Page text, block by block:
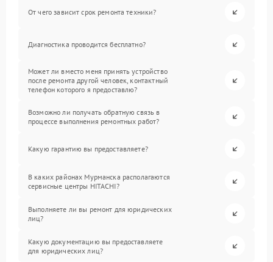
От чего зависит срок ремонта техники?
Диагностика проводится бесплатно?
Может ли вместо меня принять устройство
после ремонта другой человек, контактный
телефон которого я предоставлю?
Возможно ли получать обратную связь в
процессе выполнения ремонтных работ?
Какую гарантию вы предоставляете?
В каких районах Мурманска располагаются
сервисные центры HITACHI?
Выполняете ли вы ремонт для юридических
лиц?
Какую документацию вы предоставляете
для юридических лиц?